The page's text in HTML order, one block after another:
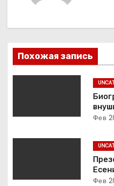
п
о
з
п
и
я
Похожая запись
Фев
Фев